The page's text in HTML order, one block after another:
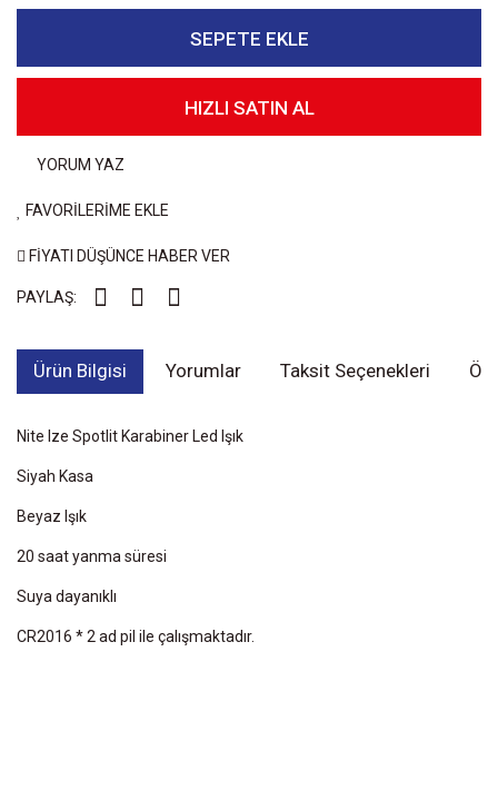
SEPETE EKLE
HIZLI SATIN AL
YORUM YAZ
FAVORİLERİME EKLE
FİYATI DÜŞÜNCE HABER VER
PAYLAŞ:
Ürün Bilgisi Yorumlar Taksit Seçenekleri
Nite Ize Spotlit Karabiner Led Işık
Siyah Kasa
Beyaz Işık
20 saat yanma süresi
Suya dayanıklı
CR2016 * 2 ad pil ile çalışmaktadır.